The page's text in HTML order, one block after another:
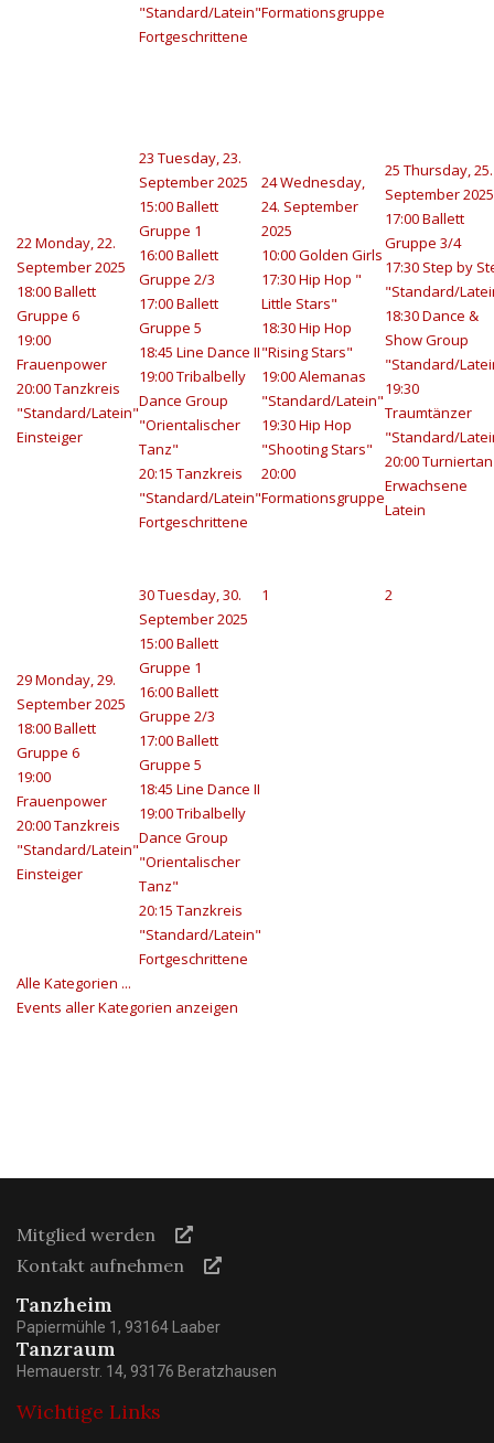
"Standard/Latein"
Fortgeschrittene
Formationsgruppe
22Monday, 22.
September 2025
18:00 Ballett
Gruppe 6
19:00
Frauenpower
20:00 Tanzkreis
"Standard/Latein"
Einsteiger
23 Tuesday, 23.
September 2025
15:00 Ballett
Gruppe 1
16:00 Ballett
Gruppe 2/3
17:00 Ballett
Gruppe 5
18:45 Line Dance II
19:00 Tribalbelly
Dance Group
"Orientalischer
Tanz"
20:15 Tanzkreis
"Standard/Latein"
Fortgeschrittene
24Wednesday,
24. September
2025
10:00 Golden Girls
17:30 Hip Hop "
Little Stars"
18:30 Hip Hop
"Rising Stars"
19:00 Alemanas
"Standard/Latein"
19:30 Hip Hop
"Shooting Stars"
20:00
Formationsgruppe
25 Thursday, 25.
September 2025
17:00 Ballett
Gruppe 3/4
17:30 Step by
"Standard/
18:30 Dance &
Show Group
"Standard/
19:30
Traumtänzer
"Standard/
20:00
Erwachsene
Latein
29Monday, 29.
September 2025
18:00 Ballett
Gruppe 6
19:00
Frauenpower
20:00 Tanzkreis
"Standard/Latein"
Einsteiger
30Tuesday, 30.
September 2025
15:00 Ballett
Gruppe 1
16:00 Ballett
Gruppe 2/3
17:00 Ballett
Gruppe 5
18:45 Line Dance II
19:00 Tribalbelly
Dance Group
"Orientalischer
Tanz"
20:15 Tanzkreis
"Standard/Latein"
Fortgeschrittene
1 2
Alle Kategorien ...
Events aller Kategorien anzeigen
Mitglied werden
Kontakt aufnehmen
Tanzheim
Papiermühle 1, 93164 Laaber
Tanzraum
Hemauerstr. 14, 93176 Beratzhausen
Wichtige Links